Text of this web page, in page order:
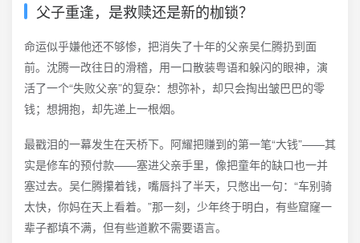
父子重逢，是救赎还是新的枷锁？
命运似乎嫌他还不够惨，把消失了十年的父亲吴仁腾扔到面
前。沈腾一改往日的滑稽，用一口散装粤语和躲闪的眼神，演
活了一个“失败父亲”的复杂：想弥补，却只会掏出皱巴巴的零
钱；想拥抱，却先递上一根烟。
最戳泪的一幕发生在天桥下。阿耀把赚到的第一笔“大钱”——其
实是修车的预付款——塞进父亲手里，像把童年的缺口也一并
塞过去。吴仁腾攥着钱，嘴唇抖了半天，只憋出一句：“车别骑
太快，你妈在天上看着。”那一刻，少年终于明白，有些窟窿一
辈子都填不满，但有些道歉不需要语言。